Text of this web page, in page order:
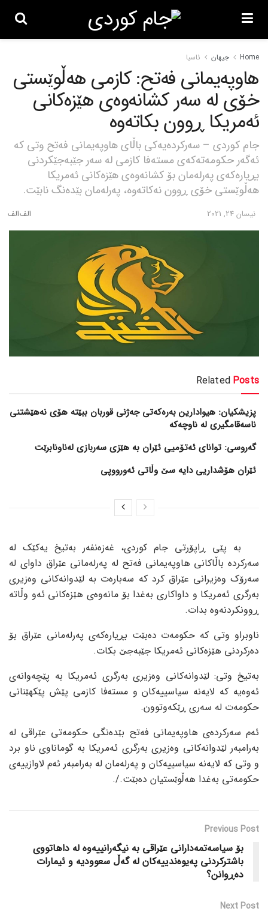
Home جیهان ئاسیا
هاوپەیمانی فەتح: کازمی هەڵوێستی
خۆی لە سەر کشانەوەی هێزەکانی
ئەمریکا ڕوون بکاتەوە
جام کوردی – سەرکردەیەکی باڵای هاوپەیمانی فەتح وتی کە
ئەگەر حکومەتەکەی مستەفا کازمی لە سەر جێبەجێکردنی
بڕیارەکەی پەرلەمان بۆ کشانەوەی هێزەکانی ئەمریکا
هەڵوێستی خۆی ڕوون نەکاتەوە، پەرلەمان بێدەنگ نابێت.
نیسان 24, 2021
Related Posts
پزیشکیان: هیوادارین بەرەکەتی جەژنی قوربان ببێتە هۆی نەهێشتنی
ناسەقامگیری لە ناوچەکە
گەروسی: توانای ئەتۆمیی ئێران بە هێزی سەربازی لەناونابرێت
ئێران هۆشداریی دایە سێ وڵاتی ئەورووپی
بە پێی ڕاپۆرتی جام کوردی، غەزەنفەر بەتیخ یەکێک لە
سەرکردە باڵاکانی هاوپەیمانی فەتح لە پەرلەمانی عێراق داوای لە
سەرۆک وەزیرانی عێراق کرد کە سەبارەت بە لێدوانەکانی وەزیری
بەرگری ئەمریکا و داواکاری بەغدا بۆ مانەوەی هێزەکانی ئەو وڵاتە
ڕوونکردنەوە بدات.
ناوبراو وتی کە حکومەت دەبێت بڕیارەکەی پەرلەمانی عێراق بۆ
دەرکردنی هێزەکانی ئەمریکا جێبەجێ بکات.
بەتیخ وتی: لێدوانەکانی وەزیری بەرگری ئەمریکا بە پێچەوانەی
ئەوەیە کە لایەنە سیاسییەکان و مستەفا کازمی پێش پێکهێنانی
حکومەت لە سەری ڕێکەوتوون.
ئەم سەرکردەی هاوپەیمانی فەتح بێدەنگی حکومەتی عێراقی لە
بەرامبەر لێدوانەکانی وەزیری بەرگری ئەمریکا بە گوماناوی ناو برد
و وتی کە لایەنە سیاسییەکان و پەرلەمان لە بەرامبەر ئەم لاوازییەی
حکومەتی بەغدا هەڵوێستیان دەبێت./.
Previous Post
بۆ سیاسەتمەدارانی عێراقی بە نیگەرانییەوە لە داهاتووی
باشترکردنی پەیوەندییەکان لە گەڵ سعوودیە و ئیمارات
دەڕوانن؟
Next Post